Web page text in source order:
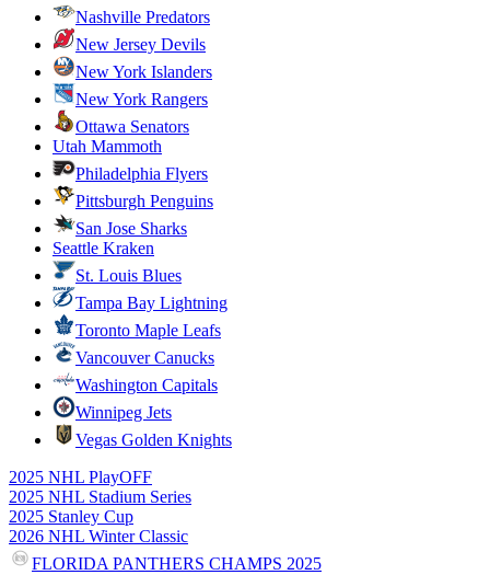
Nashville Predators
New Jersey Devils
New York Islanders
New York Rangers
Ottawa Senators
Utah Mammoth
Philadelphia Flyers
Pittsburgh Penguins
San Jose Sharks
Seattle Kraken
St. Louis Blues
Tampa Bay Lightning
Toronto Maple Leafs
Vancouver Canucks
Washington Capitals
Winnipeg Jets
Vegas Golden Knights
2025 NHL PlayOFF
2025 NHL Stadium Series
2025 Stanley Cup
2026 NHL Winter Classic
FLORIDA PANTHERS CHAMPS 2025